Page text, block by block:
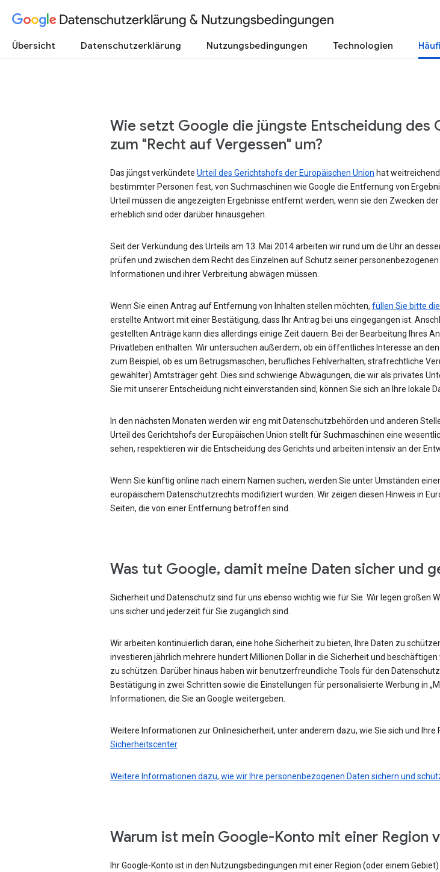
Datenschutzerklärung & Nutzungsbedingungen
Übersicht Datenschutzerklärung Nutzungsbedingungen Technologien
Wie setzt Google die jüngste Entscheidung des
zum "Recht auf Vergessen" um?
Das jüngst verkündete Urteil des Gerichtshofs der Europäischen Union hat
bestimmter Personen fest, von Suchmaschinen wie Google die Entfernung von
Urteil müssen die angezeigten Ergebnisse entfernt werden, wenn sie den Zwecken
erheblich sind oder darüber hinausgehen.
Seit der Verkündung des Urteils am 13. Mai 2014 arbeiten wir rund um die Uhr an
prüfen und zwischen dem Recht des Einzelnen auf Schutz seiner
Informationen und ihrer Verbreitung abwägen müssen.
Wenn Sie einen Antrag auf Entfernung von Inhalten stellen möchten, füllen Sie bitte
erstellte Antwort mit einer Bestätigung, dass Ihr Antrag bei uns eingegangen ist.
gestellten Anträge kann dies allerdings einige Zeit dauern. Bei der Bearbeitung Ihres
Privatleben enthalten. Wir untersuchen außerdem, ob ein öffentliches Interesse an
zum Beispiel, ob es um Betrugsmaschen, berufliches Fehlverhalten, strafrechtliche
gewählter) Amtsträger geht. Dies sind schwierige Abwägungen, die wir als privates
Sie mit unserer Entscheidung nicht einverstanden sind, können Sie sich an Ihre lokale
In den nächsten Monaten werden wir eng mit Datenschutzbehörden und anderen
Urteil des Gerichtshofs der Europäischen Union stellt für Suchmaschinen eine
sehen, respektieren wir die Entscheidung des Gerichts und arbeiten intensiv an der
Wenn Sie künftig online nach einem Namen suchen, werden Sie unter Umständen
europäischem Datenschutzrechts modifiziert wurden. Wir zeigen diesen Hinweis in
Seiten, die von einer Entfernung betroffen sind.
Was tut Google, damit meine Daten sicher und
Sicherheit und Datenschutz sind für uns ebenso wichtig wie für Sie. Wir legen großen
uns sicher und jederzeit für Sie zugänglich sind.
Wir arbeiten kontinuierlich daran, eine hohe Sicherheit zu bieten, Ihre Daten zu
investieren jährlich mehrere hundert Millionen Dollar in die Sicherheit und
zu schützen. Darüber hinaus haben wir benutzerfreundliche Tools für den
Bestätigung in zwei Schritten sowie die Einstellungen für personalisierte Werbung in
Informationen, die Sie an Google weitergeben.
Weitere Informationen zur Onlinesicherheit, unter anderem dazu, wie Sie sich und
Sicherheitscenter.
Weitere Informationen dazu, wie wir Ihre personenbezogenen Daten sichern und
Warum ist mein Google-Konto mit einer Region
Ihr Google-Konto ist in den Nutzungsbedingungen mit einer Region (oder einem